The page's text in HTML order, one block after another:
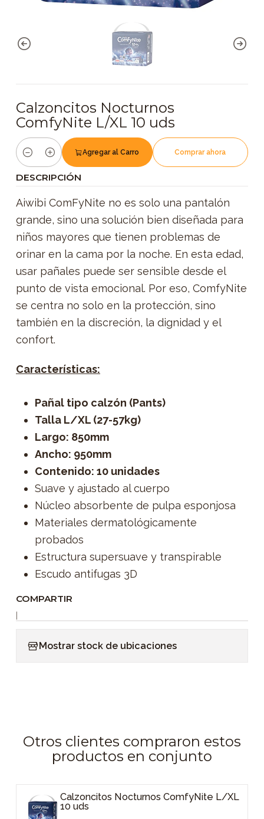
Calzoncitos Nocturnos
ComfyNite L/XL 10 uds
Cantidad
Agregar al Carro Comprar ahora
DESCRIPCIÓN
Aiwibi ComFyNite no es solo una pantalón
grande, sino una solución bien diseñada para
niños mayores que tienen problemas de
orinar en la cama por la noche. En esta edad,
usar pañales puede ser sensible desde el
punto de vista emocional. Por eso, ComfyNite
se centra no solo en la protección, sino
también en la discreción, la dignidad y el
confort.
Características:
Pañal tipo calzón (Pants)
Talla L/XL (27-57kg)
Largo: 850mm
Ancho: 950mm
Contenido: 10 unidades
Suave y ajustado al cuerpo
Núcleo absorbente de pulpa esponjosa
Materiales dermatológicamente
probados
Estructura supersuave y transpirable
Escudo antifugas 3D
COMPARTIR
|
Mostrar stock de ubicaciones
Otros clientes compraron estos
productos en conjunto
Calzoncitos Nocturnos ComfyNite L/XL
10 uds